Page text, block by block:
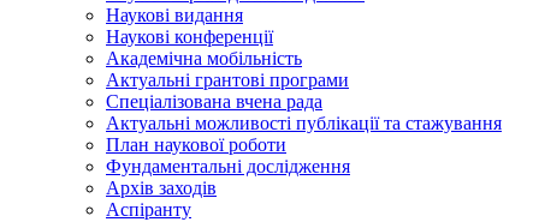
Наукові видання
Наукові конференції
Академічна мобільність
Актуальні грантові програми
Спеціалізована вчена рада
Актуальні можливості публікації та стажування
План наукової роботи
Фундаментальні дослідження
Архів заходів
Аспіранту